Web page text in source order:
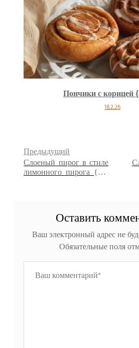
Пончики с корицей
18.2.26
Предыдущий
Слоеный пирог в стиле
лимонного пирога {без
Оставить
Ваш электронный адрес не
Обязательные поля